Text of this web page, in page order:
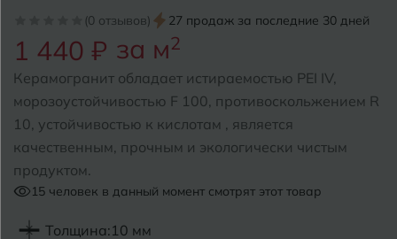
(0 отзывов) 27 продаж за последние 30 дней
1 440 ₽ за м2
Керамогранит обладает истираемостью PEI IV,
морозоустойчивостью F 100, противоскольжением R
10, устойчивостью к кислотам , является
качественным, прочным и экологически чистым
продуктом.
15 человек в данный момент смотрят этот товар
Толщина:10 мм
Армавир
Б Барнаул
Белгород
Белореченск
Боровичи
Псков
Ростов-на-Дону
Рыбинск